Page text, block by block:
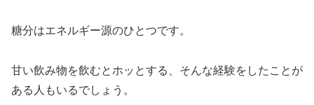
糖分はエネルギー源のひとつです。
甘い飲み物を飲むとホッとする、そんな経験をしたことが
ある人もいるでしょう。